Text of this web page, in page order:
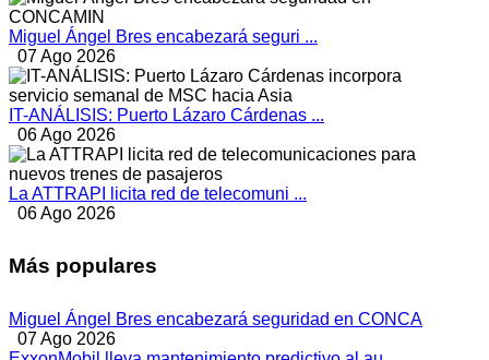
Miguel Ángel Bres encabezará seguri ...
07 Ago 2026
IT-ANÁLISIS: Puerto Lázaro Cárdenas ...
06 Ago 2026
La ATTRAPI licita red de telecomuni ...
06 Ago 2026
Más populares
Miguel Ángel Bres encabezará seguridad en CONCA
07 Ago 2026